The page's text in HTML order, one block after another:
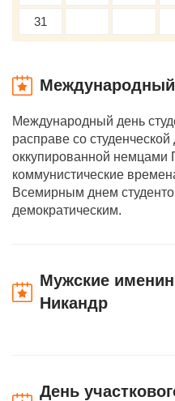
31
Международный
Международный день
расправе со
оккупированной немцами
коммунистические
Всемирным днем
демократическим.
Мужские
Никандр
День